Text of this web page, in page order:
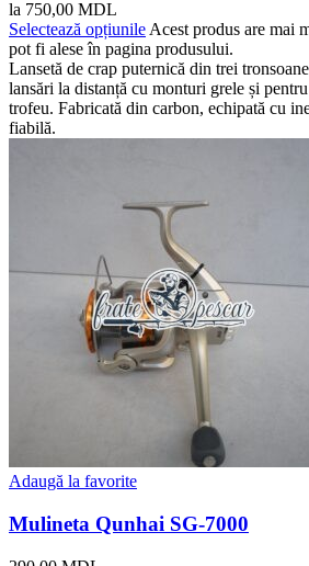
la 750,00 MDL
Selectează opțiunileAcest produs are mai
pot fi alese în pagina produsului.
Lansetă de crap puternică din trei
lansări la distanță cu monturi grele și
trofeu. Fabricată din carbon, echipată cu
fiabilă.
Adaugă la favorite
Mulineta Qunhai SG-7000